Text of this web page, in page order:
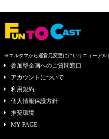
※エルタマから運営元変更に伴いリニューアル
参加型企画へのご質問窓口
アカウントについて
利用規約
個人情報保護方針
推奨環境
MY PAGE